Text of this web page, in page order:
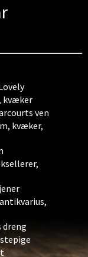
kvæker
ven
kvæker,
dreng